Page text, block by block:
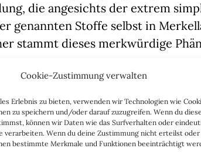
Cookie-Zustimmung verwalten
Erlebnis zu bieten, verwenden wir Technologien wie
zu speichern und/oder darauf zuzugreifen. Wenn du
können wir Daten wie das Surfverhalten oder
verarbeiten. Wenn du deine Zustimmung nicht erteilst oder
bestimmte Merkmale und Funktionen beeinträchtigt
die angesichts der extrem
genannten Stoffe selbst in
stammt dieses merkwürdige
sich der lange Atem einzelner
Markus Krall vor einigen
vorauszusagen
letzten Dekade auf ein fallendes
dürfte aufgrund